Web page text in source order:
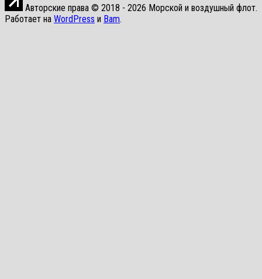
Авторские права © 2018 - 2026 Морской и воздушный флот.
Работает на WordPress и Bam.